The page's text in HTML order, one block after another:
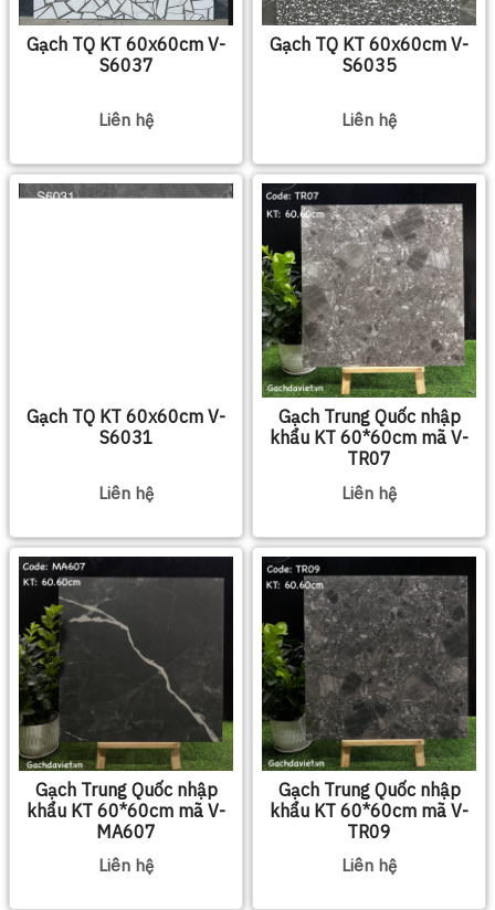
Gạch TQ KT 60x60cm V-
S6037
Liên hệ
Gạch TQ KT 60x60cm V-
S6035
Liên hệ
Gạch TQ KT 60x60cm V-
S6031
Liên hệ
Gạch Trung Quốc nhập
khẩu KT 60*60cm mã V-
TR07
Liên hệ
Gạch Trung Quốc nhập
khẩu KT 60*60cm mã V-
MA607
Liên hệ
Gạch Trung Quốc nhập
khẩu KT 60*60cm mã V-
TR09
Liên hệ